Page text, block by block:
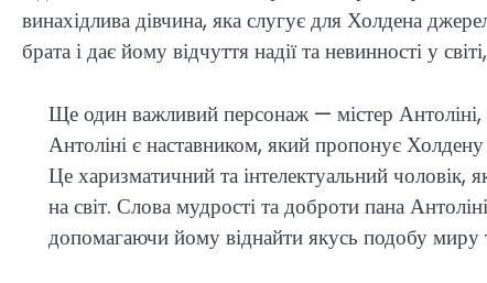
винахідлива дівчина, яка слугує для Холдена
брата і дає йому відчуття надії та невинності у
Ще один важливий персонаж — містер Антоліні,
Антоліні є наставником, який пропонує
Це харизматичний та інтелектуальний чоловік,
на світ. Слова мудрості та доброти пана
допомагаючи йому віднайти якусь подобу миру